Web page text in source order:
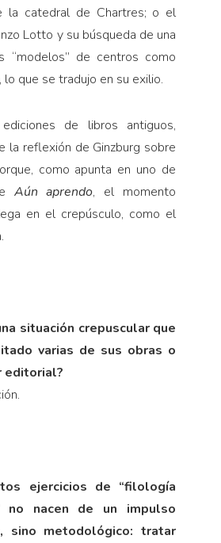
la catedral de Chartres; o el
Lotto y su búsqueda de una
“modelos” de centros como
lo que se tradujo en su exilio.
de libros antiguos,
la reflexión de Ginzburg sobre
como apunta en uno de
Aún aprendo, el momento
en el crepúsculo, como el
situación crepuscular que
varias de sus obras o
editorial?
ejercicios de “filología
no nacen de un impulso
sino metodológico: tratar